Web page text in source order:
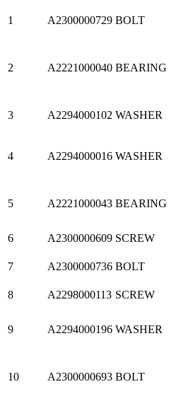
1 A2300000729 BOLT
2 A2221000040 BEARING
3 A2294000102 WASHER
4 A2294000016 WASHER
5 A2221000043 BEARING
6 A2300000609 SCREW
7 A2300000736 BOLT
8 A2298000113 SCREW
9 A2294000196 WASHER
10 A2300000693 BOLT